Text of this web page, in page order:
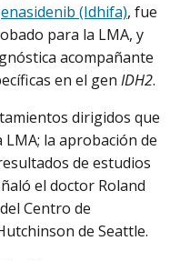
enasidenib (Idhifa), fue
para la LMA, y
acompañante
en el gen IDH2.
dirigidos que
la aprobación de
de estudios
el doctor Roland
Centro de
de Seattle.